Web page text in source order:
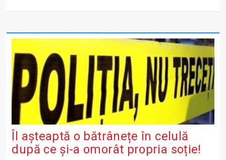
Îl așteaptă o bătrânețe în celulă
după ce și-a omorât propria soție!